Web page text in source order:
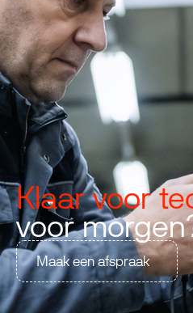
Klaar voor
voor
Maak een afspraak